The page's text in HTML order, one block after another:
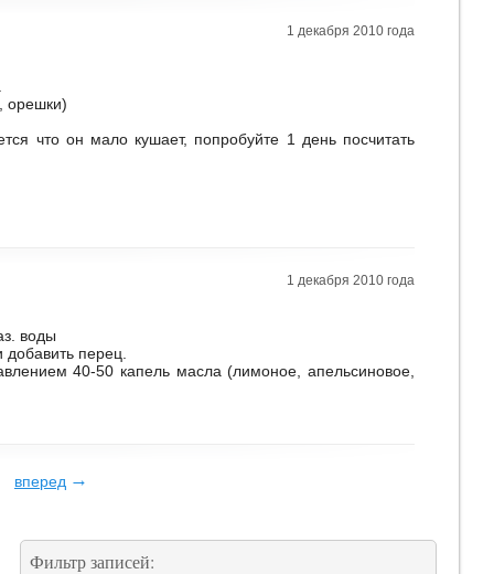
1 декабря 2010 года
орешки)
что он мало кушает, попробуйте 1 день посчитать
1 декабря 2010 года
воды
перец.
40-50 капель масла (лимоное, апельсиновое,
вперед →
Фильтр записей: